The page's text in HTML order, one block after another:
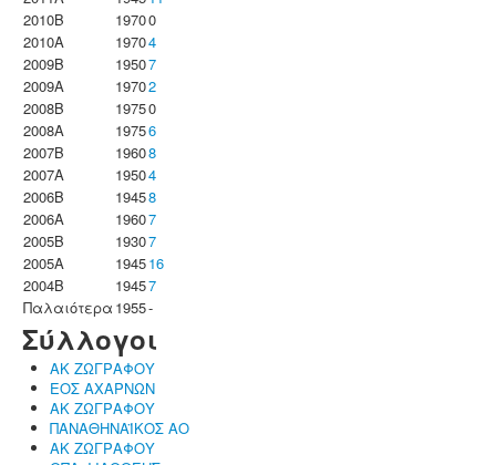
2010B
19700
2010A
19704
2009B
19507
2009A
19702
2008B
19750
2008A
19756
2007B
19608
2007A
19504
2006B
19458
2006A
19607
2005B
19307
2005A
194516
2004B
19457
Παλαιότερα 1955-
Σύλλογοι
ΑΚ ΖΩΓΡΑΦΟΥ
ΕΟΣ ΑΧΑΡΝΩΝ
ΑΚ ΖΩΓΡΑΦΟΥ
ΠΑΝΑΘΗΝΑΪΚΟΣ ΑΟ
ΑΚ ΖΩΓΡΑΦΟΥ